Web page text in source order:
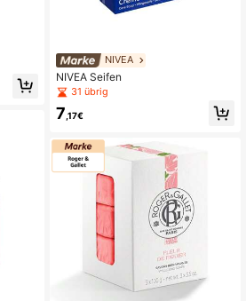
NIVEA
NIVEA Seifen
31 übrig
7 ,17€